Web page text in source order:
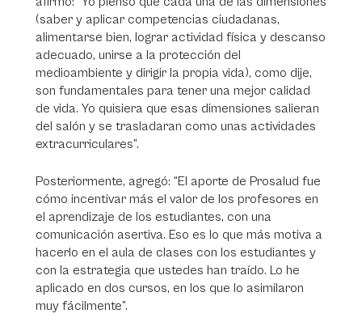
(saber y aplicar competencias ciudadanas,
alimentarse bien, lograr actividad física y descanso
adecuado, unirse a la protección del
medioambiente y dirigir la propia vida), como dije,
son fundamentales para tener una mejor calidad
de vida. Yo quisiera que esas dimensiones salieran
del salón y se trasladaran como unas actividades
extracurriculares”.
Posteriormente, agregó: “El aporte de Prosalud fue
cómo incentivar más el valor de los profesores en
el aprendizaje de los estudiantes, con una
comunicación asertiva. Eso es lo que más motiva a
hacerlo en el aula de clases con los estudiantes y
con la estrategia que ustedes han traído. Lo he
aplicado en dos cursos, en los que lo asimilaron
muy fácilmente”.